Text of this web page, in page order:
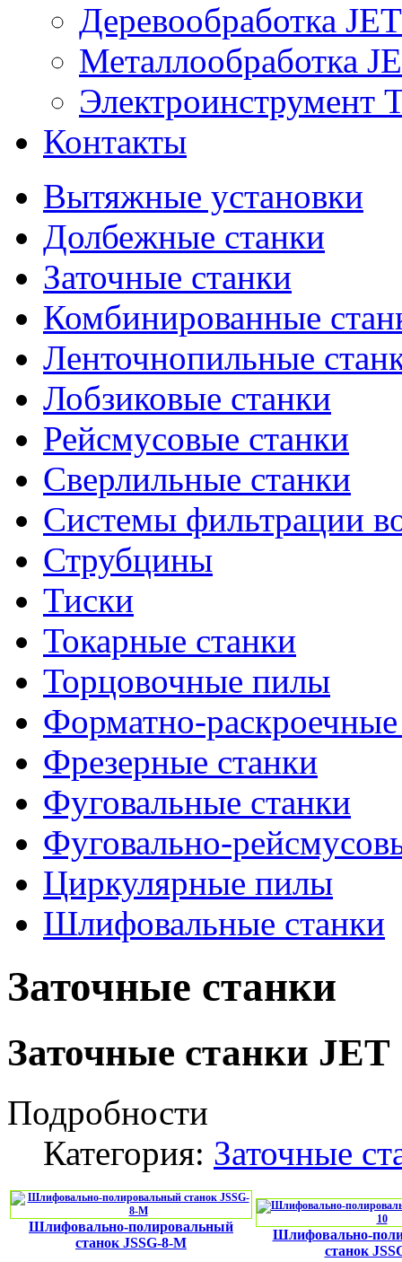
Деревообработка JET
Металлообработка
Электроинструмент
Контакты
Вытяжные установки
Долбежные станки
Заточные станки
Комбинированные
Ленточнопильные
Лобзиковые станки
Рейсмусовые станки
Сверлильные станки
Системы фильтрации
Струбцины
Тиски
Токарные станки
Торцовочные пилы
Форматно-раскроечные
Фрезерные станки
Фуговальные станки
Фуговально-
Циркулярные пилы
Шлифовальные станки
Заточные станки
Заточные станки JET
Подробности
Категория: Заточные
Шлифовально-полировальный
станок JSSG-8-M
Шлифовально-
станок